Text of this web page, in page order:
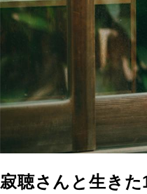
寂聴さんと生き